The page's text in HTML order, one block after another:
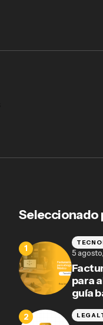
Seleccionado
para
guía
5